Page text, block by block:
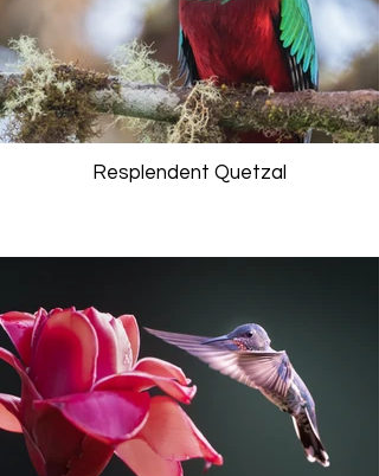
Resplendent Quetzal